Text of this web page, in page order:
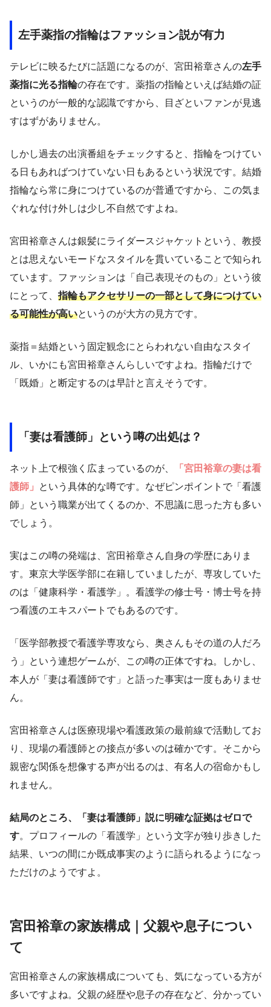
左手薬指の指輪はファッション説が有力
テレビに映るたびに話題になるのが、宮田裕章さんの左手
薬指に光る指輪の存在です。薬指の指輪といえば結婚の証
というのが一般的な認識ですから、目ざといファンが見逃
すはずがありません。
しかし過去の出演番組をチェックすると、指輪をつけてい
る日もあればつけていない日もあるという状況です。結婚
指輪なら常に身につけているのが普通ですから、この気ま
ぐれな付け外しは少し不自然ですよね。
宮田裕章さんは銀髪にライダースジャケットという、教授
とは思えないモードなスタイルを貫いていることで知られ
ています。ファッションは「自己表現そのもの」という彼
にとって、 指輪もアクセサリーの一部として身につけてい
る可能性が高いというのが大方の見方です。
薬指＝結婚という固定観念にとらわれない自由なスタイ
ル、いかにも宮田裕章さんらしいですよね。指輪だけで
「既婚」と断定するのは早計と言えそうです。
「妻は看護師」という噂の出処は？
ネット上で根強く広まっているのが、
「宮田裕章の妻は看
護師」
という具体的な噂です。なぜピンポイントで「看護
師」という職業が出てくるのか、不思議に思った方も多い
でしょう。
実はこの噂の発端は、宮田裕章さん自身の学歴にありま
す。東京大学医学部に在籍していましたが、専攻していた
のは「健康科学・看護学」。看護学の修士号・博士号を持
つ看護のエキスパートでもあるのです。
「医学部教授で看護学専攻なら、奥さんもその道の人だろ
う」という連想ゲームが、この噂の正体ですね。しかし、
本人が「妻は看護師です」と語った事実は一度もありませ
ん。
宮田裕章さんは医療現場や看護政策の最前線で活動してお
り、現場の看護師との接点が多いのは確かです。そこから
親密な関係を想像する声が出るのは、有名人の宿命かもし
れません。
結局のところ、「妻は看護師」説に明確な証拠はゼロで
す。プロフィールの「看護学」という文字が独り歩きした
結果、いつの間にか既成事実のように語られるようになっ
ただけのようですよ。
宮田裕章の家族構成｜父親や息子につい
て
宮田裕章さんの家族構成についても、気になっている方が
多いですよね。父親の経歴や息子の存在など、分かってい